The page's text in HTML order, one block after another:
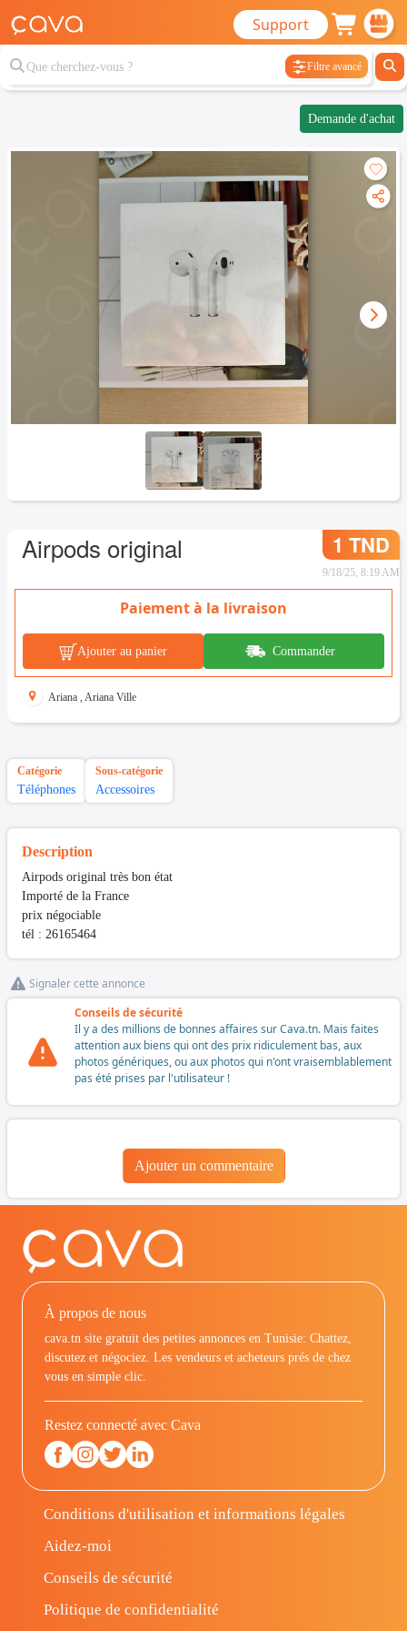
Support
Filtre avancé
Demande d'achat
Airpods original 1 TND
9/18/25, 8:19 AM
Paiement à la livraison
Ajouter au panier Commander
Ariana , Ariana Ville
Catégorie
Téléphones
Sous-catégorie
Accessoires
Description
Airpods original très bon état
Importé de la France
prix négociable
tél : 26165464
Signaler cette annonce
Conseils de sécurité
Il y a des millions de bonnes affaires sur Cava.tn. Mais faites
attention aux biens qui ont des prix ridiculement bas, aux
photos génériques, ou aux photos qui n'ont vraisemblablement
pas été prises par l'utilisateur !
Ajouter un commentaire
À propos de nous
cava.tn site gratuit des petites annonces en Tunisie: Chattez,
discutez et négociez. Les vendeurs et acheteurs prés de chez
vous en simple clic.
Restez connecté avec Cava
Conditions d'utilisation et informations légales
Aidez-moi
Conseils de sécurité
Politique de confidentialité